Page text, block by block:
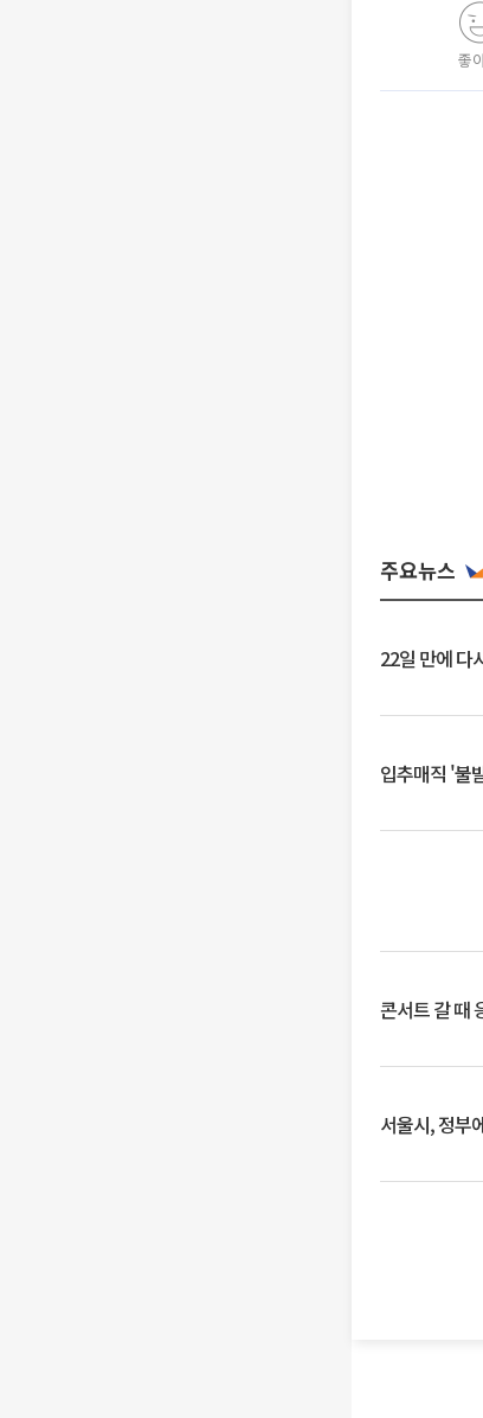
좋
주요뉴스
22일 만에 다
입추매직 '불
콘서트 갈 때
서울시, 정부